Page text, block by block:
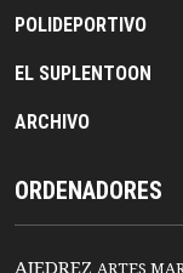
POLIDEPORTIVO
EL SUPLENTOON
ARCHIVO
ORDENADORES
AJEDREZ ARTES